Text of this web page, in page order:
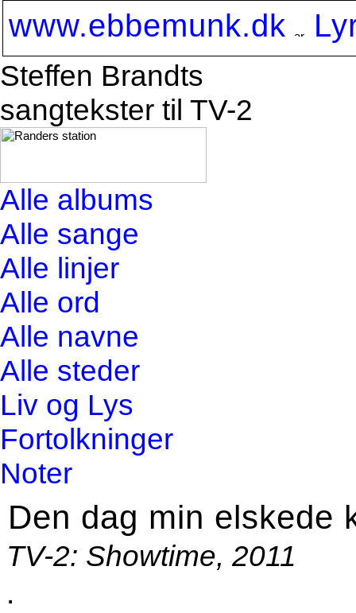
www.ebbemunk.dk
Steffen Brandts
sangtekster til TV-2
Alle albums
Alle sange
Alle linjer
Alle ord
Alle navne
Alle steder
Liv og Lys
Fortolkninger
Noter
Den dag min elskede
TV-2: Showtime, 2011
.